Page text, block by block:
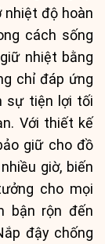
nhiệt độ hoàn
cách sống
nhiệt bằng
chỉ đáp ứng
sự tiện lợi tối
Với thiết kế
giữ cho đồ
giờ, biến
cho mọi
bận rộn đến
đậy chống